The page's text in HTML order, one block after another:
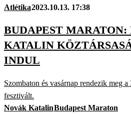
Atlétika2023.10.13. 17:38
BUDAPEST MARATON:
KATALIN
INDUL
Szombaton és vasárnap rendezik meg
fesztivált.
Novák KatalinBudapest Maraton